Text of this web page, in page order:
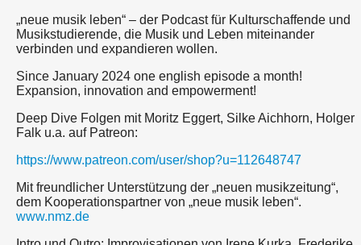
„neue musik leben“ – der Podcast für Kulturschaffende und
Musikstudierende, die Musik und Leben miteinander
verbinden und expandieren wollen.
Since January 2024 one english episode a month!
Expansion, innovation and empowerment!
Deep Dive Folgen mit Moritz Eggert, Silke Aichhorn, Holger
Falk u.a. auf Patreon:
https://www.patreon.com/user/shop?u=112648747
Mit freundlicher Unterstützung der „neuen musikzeitung“,
dem Kooperationspartner von „neue musik leben“.
www.nmz.de